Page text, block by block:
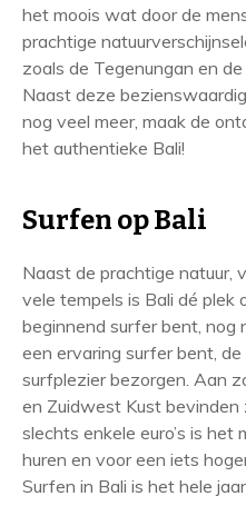
het moois wat door de
prachtige
zoals de Tegenungan en
Naast deze
nog veel meer, maak de
het authentieke Bali!
Surfen op Bali
Naast de prachtige natuur,
vele tempels is Bali dé plek
beginnend surfer bent,
een ervaring surfer bent,
surfplezier bezorgen. Aan
en Zuidwest Kust
slechts enkele euro’s is het
huren en voor een iets
Surfen in Bali is het hele